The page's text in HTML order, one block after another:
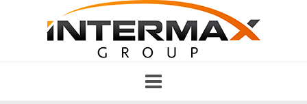
navigation